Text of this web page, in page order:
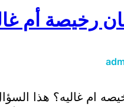
رخيصة أم
ام غاليه؟ هذا